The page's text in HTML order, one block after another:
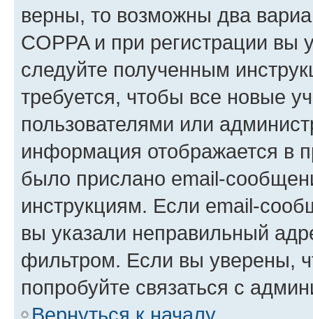
верны, то возможны два
COPPA и при регистрации вы
следуйте полученным
требуется, чтобы все новые
пользователями или
информация отображается в
было прислано email-
инструкциям. Если email-
вы указали неправильный
фильтром. Если вы уверены,
попробуйте связаться с
Вернуться к началу